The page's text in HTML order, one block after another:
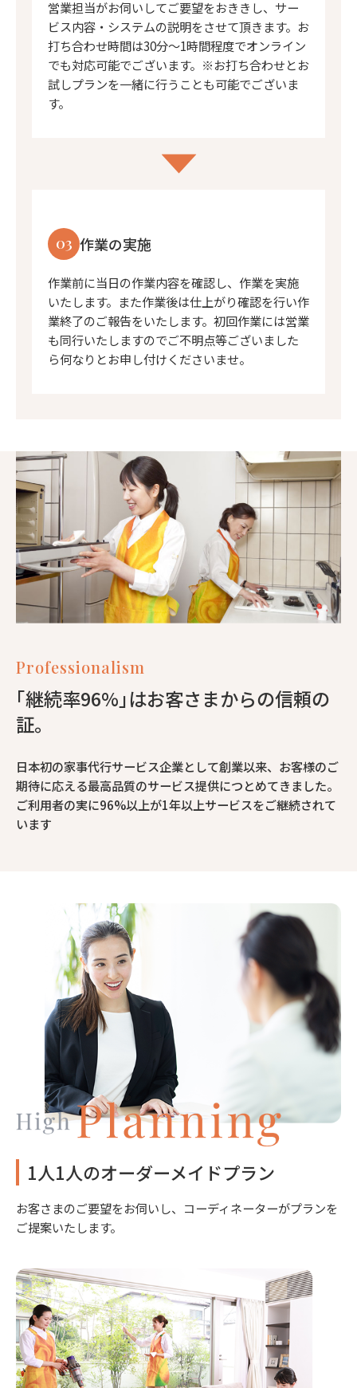
営業担当がお伺いしてご要望をおききし、サー
ビス内容・システムの説明をさせて頂きます。お
打ち合わせ時間は30分〜1時間程度でオンライン
でも対応可能でございます。※お打ち合わせとお
試しプランを一緒に行うことも可能でございま
す。
03 作業の実施
作業前に当日の作業内容を確認し、作業を実施
いたします。また作業後は仕上がり確認を行い作
業終了のご報告をいたします。初回作業には営業
も同行いたしますのでご不明点等ございました
ら何なりとお申し付けくださいませ。
Professionalism
｢継続率96%｣はお客さまからの信頼の
証。
日本初の家事代行サービス企業として創業以来、お客様のご
期待に応える最高品質のサービス提供につとめてきました。
ご利用者の実に96%以上が1年以上サービスをご継続されて
います
1人1人のオーダーメイドプラン
お客さまのご要望をお伺いし、コーディネーターがプランを
ご提案いたします。